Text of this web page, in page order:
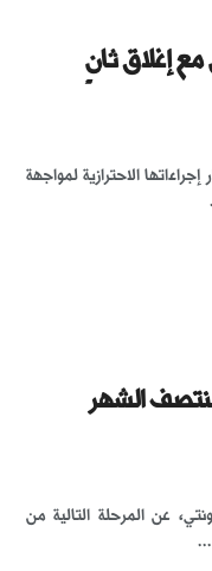
مع إغلاق ثانٍ
الاحترازية لمواجهة
الشهر
عن المرحلة التالية من
...